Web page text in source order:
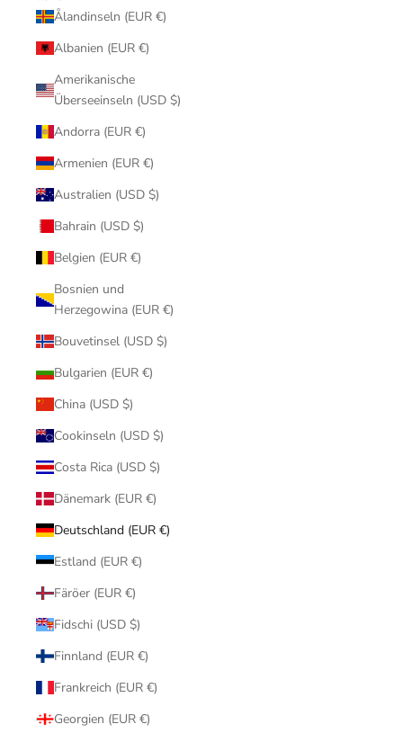
Ålandinseln (EUR €)
Albanien (EUR €)
Amerikanische
Überseeinseln (USD $)
Andorra (EUR €)
Armenien (EUR €)
Australien (USD $)
Bahrain (USD $)
Belgien (EUR €)
Bosnien und
Herzegowina (EUR €)
Bouvetinsel (USD $)
Bulgarien (EUR €)
China (USD $)
Cookinseln (USD $)
Costa Rica (USD $)
Dänemark (EUR €)
Deutschland (EUR €)
Estland (EUR €)
Färöer (EUR €)
Fidschi (USD $)
Finnland (EUR €)
Frankreich (EUR €)
Georgien (EUR €)